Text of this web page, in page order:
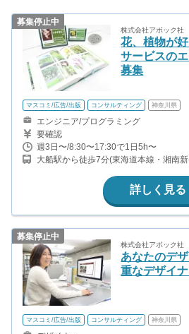
募集停止中
株式会社アボック社
花、植物が
サービスの
募集
マスコミ/広告/出版 コンサルティング 神奈川県
エンジニア/プログラミング
要確認
週3日〜/8:30〜17:30で1日5h〜
大船駅から徒歩7分(東海道本線・湘南
詳しく見る
募集停止中
株式会社アボック社
あなたのデ
重なデザイ
マスコミ/広告/出版 コンサルティング 神奈川県